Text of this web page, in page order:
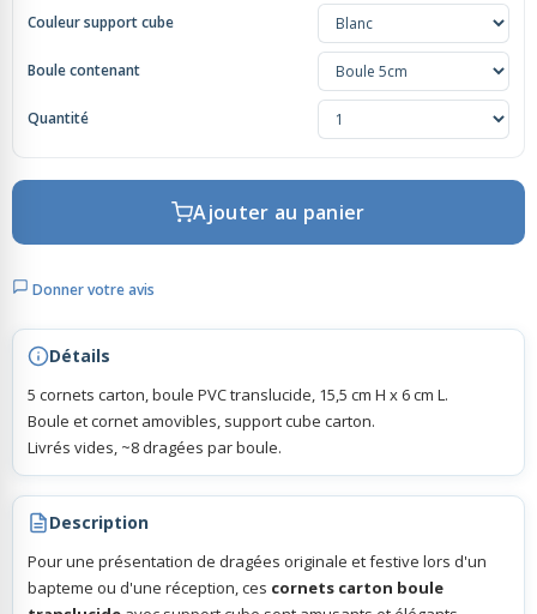
Rubans Tulle Organdi
Couleur support cube
Boule contenant
Quantité
Ajouter au panier
Donner votre avis
Détails
5 cornets carton, boule PVC translucide, 15,5 cm H x 6 cm L.
Boule et cornet amovibles, support cube carton.
Livrés vides, ~8 dragées par boule.
Description
Pour une présentation de dragées originale et festive lors d'un
bapteme ou d'une réception, ces cornets carton boule